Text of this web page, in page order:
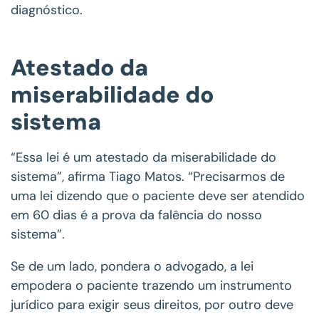
diagnóstico.
Atestado da
miserabilidade do
sistema
“Essa lei é um atestado da miserabilidade do
sistema”, afirma Tiago Matos. “Precisarmos de
uma lei dizendo que o paciente deve ser atendido
em 60 dias é a prova da falência do nosso
sistema”.
Se de um lado, pondera o advogado, a lei
empodera o paciente trazendo um instrumento
jurídico para exigir seus direitos, por outro deve